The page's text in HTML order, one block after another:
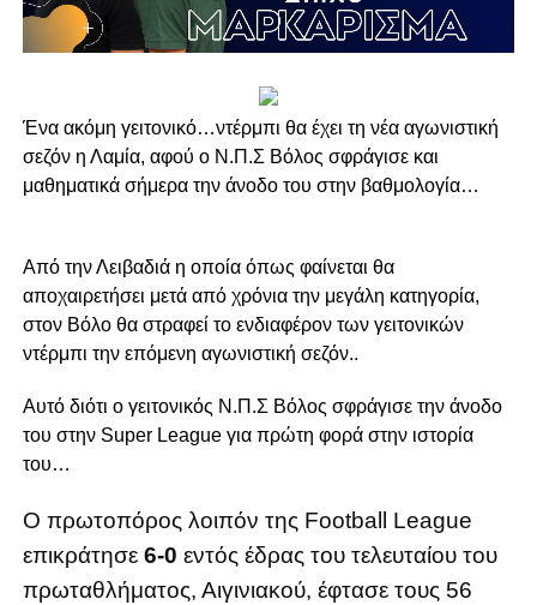
Ένα ακόμη γειτονικό…ντέρμπι θα έχει τη νέα αγωνιστική
σεζόν η Λαμία, αφού ο Ν.Π.Σ Βόλος σφράγισε και
μαθηματικά σήμερα την άνοδο του στην βαθμολογία…
Από την Λειβαδιά η οποία όπως φαίνεται θα
αποχαιρετήσει μετά από χρόνια την μεγάλη κατηγορία,
στον Βόλο θα στραφεί το ενδιαφέρον των γειτονικών
ντέρμπι την επόμενη αγωνιστική σεζόν..
Αυτό διότι ο γειτονικός Ν.Π.Σ Βόλος σφράγισε την άνοδο
του στην Super League για πρώτη φορά στην ιστορία
του…
Ο πρωτοπόρος λοιπόν της Football League
επικράτησε 6-0 εντός έδρας του τελευταίου του
πρωταθλήματος, Αιγινιακού, έφτασε τους 56